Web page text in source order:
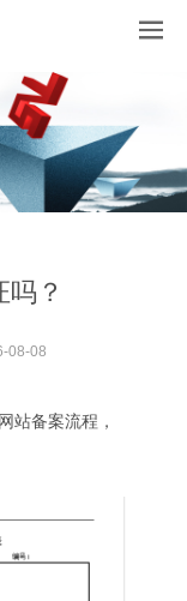
？
08-08
站备案流程，